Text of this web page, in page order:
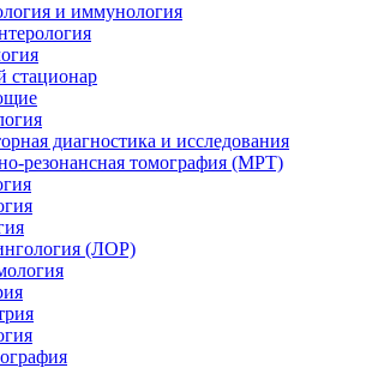
и иммунология
стационар
диагностика и исследования
резонансная томография (МРТ)
(ЛОР)